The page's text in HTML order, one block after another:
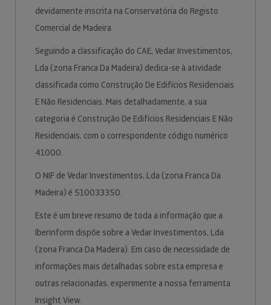
devidamente inscrita na Conservatória do Registo
Comercial de Madeira.
Seguindo a classificação do CAE, Vedar Investimentos,
Lda (zona Franca Da Madeira) dedica-se à atividade
classificada como Construção De Edifícios Residenciais
E Não Residenciais. Mais detalhadamente, a sua
categoria é Construção De Edifícios Residenciais E Não
Residenciais, com o correspondente código numérico
41000.
O NIF de Vedar Investimentos, Lda (zona Franca Da
Madeira) é 510033350.
Este é um breve resumo de toda a informação que a
Iberinform dispõe sobre a Vedar Investimentos, Lda
(zona Franca Da Madeira). Em caso de necessidade de
informações mais detalhadas sobre esta empresa e
outras relacionadas, experimente a nossa ferramenta
Insight View.